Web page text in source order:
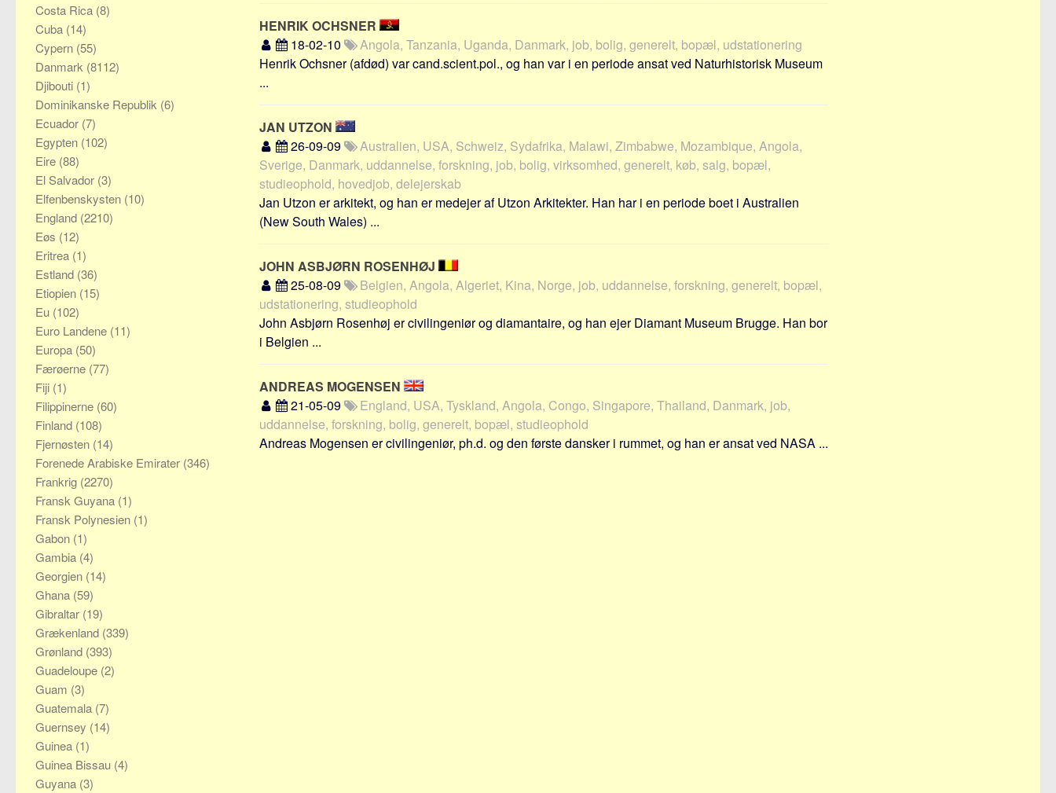
HENRIK OCHSNER
18-02-10
Angola, Tanzania, Uganda, Danmark, job, bolig, generelt, bopæl, udstationering
Henrik Ochsner (afdød) var cand.scient.pol., og han var i en periode ansat ved Naturhistorisk Museum
...
JAN UTZON
26-09-09
Australien, USA, Schweiz, Sydafrika, Malawi, Zimbabwe, Mozambique, Angola,
Sverige, Danmark, uddannelse, forskning, job, bolig, virksomhed, generelt, køb, salg, bopæl,
studieophold, hovedjob, delejerskab
Jan Utzon er arkitekt, og han er medejer af Utzon Arkitekter. Han har i en periode boet i Australien
(New South Wales) ...
JOHN ASBJØRN ROSENHØJ
25-08-09
Belgien, Angola, Algeriet, Kina, Norge, job, uddannelse, forskning, generelt, bopæl,
udstationering, studieophold
John Asbjørn Rosenhøj er civilingeniør og diamantaire, og han ejer Diamant Museum Brugge. Han bor
i Belgien ...
ANDREAS MOGENSEN
21-05-09
England, USA, Tyskland, Angola, Congo, Singapore, Thailand, Danmark, job,
uddannelse, forskning, bolig, generelt, bopæl, studieophold
Andreas Mogensen er civilingeniør, ph.d. og den første dansker i rummet, og han er ansat ved NASA ...
Costa Rica (8)
Cuba (14)
Cypern (55)
Danmark (8112)
Djibouti (1)
Dominikanske Republik (6)
Ecuador (7)
Egypten (102)
Eire (88)
El Salvador (3)
Elfenbenskysten (10)
England (2210)
Eøs (12)
Eritrea (1)
Estland (36)
Etiopien (15)
Eu (102)
Euro Landene (11)
Europa (50)
Færøerne (77)
Fiji (1)
Filippinerne (60)
Finland (108)
Fjernøsten (14)
Forenede Arabiske Emirater (346)
Frankrig (2270)
Fransk Guyana (1)
Fransk Polynesien (1)
Gabon (1)
Gambia (4)
Georgien (14)
Ghana (59)
Gibraltar (19)
Grækenland (339)
Grønland (393)
Guadeloupe (2)
Guam (3)
Guatemala (7)
Guernsey (14)
Guinea (1)
Guinea Bissau (4)
Guyana (3)